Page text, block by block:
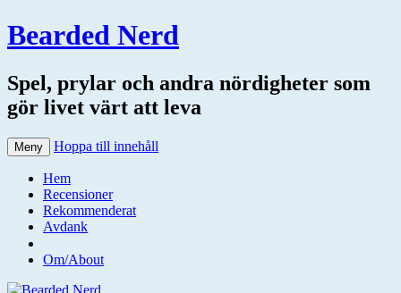
Bearded Nerd
Spel, prylar och andra nördigheter som
gör livet värt att leva
Meny Hoppa till innehåll
Hem
Recensioner
Rekommenderat
Avdank
Om/About